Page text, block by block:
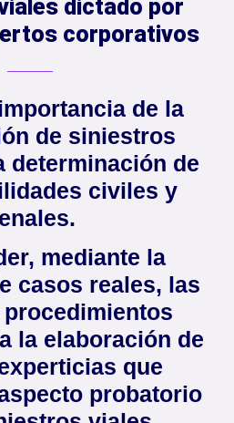
dictado por
corporativos
de la
de siniestros
determinación de
civiles y
mediante la
casos reales, las
la elaboración de
que
probatorio